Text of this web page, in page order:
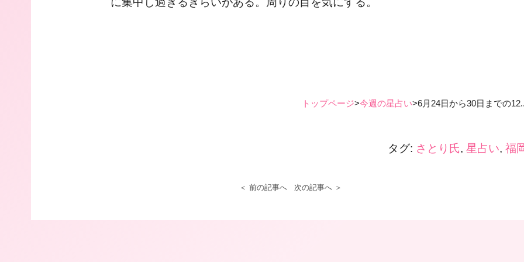
トップページ>今週の星占い>6月24日から30日までの
タグ: さとり氏,星占い,福
＜ 前の記事へ 次の記事へ ＞